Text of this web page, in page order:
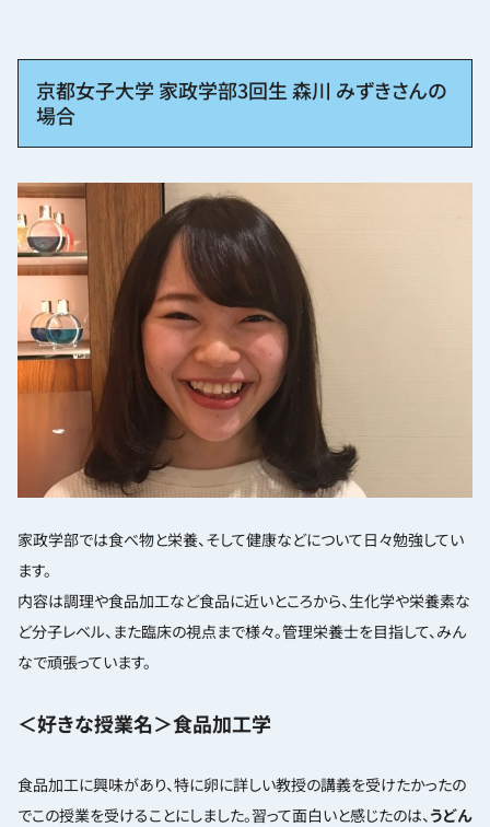
京都女子大学 家政学部3回生 森川 みずきさんの
場合
家政学部では食べ物と栄養、そして健康などについて日々勉強してい
ます。
内容は調理や食品加工など食品に近いところから、生化学や栄養素な
ど分子レベル、また臨床の視点まで様々。管理栄養士を目指して、みん
なで頑張っています。
＜好きな授業名＞食品加工学
食品加工に興味があり、特に卵に詳しい教授の講義を受けたかったの
でこの授業を受けることにしました。習って面白いと感じたのは、 うどん